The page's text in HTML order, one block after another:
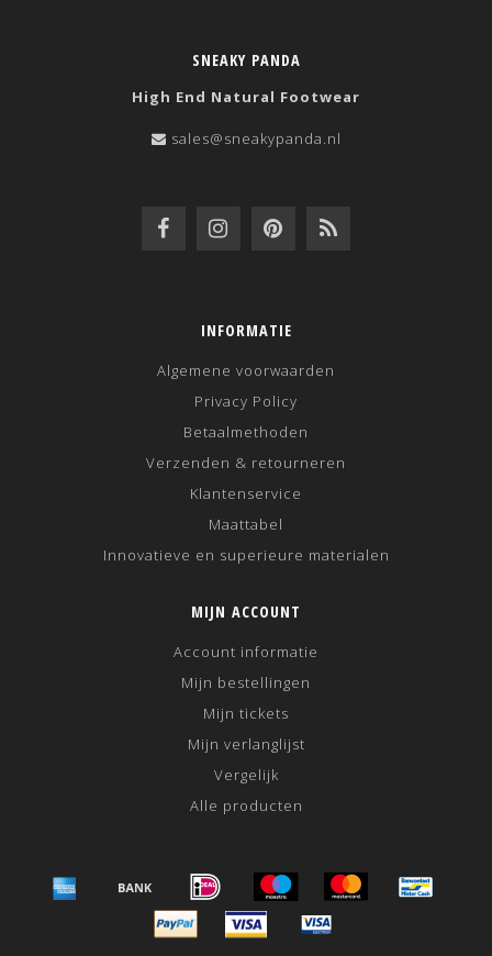
SNEAKY PANDA
High End Natural Footwear
sales@sneakypanda.nl
INFORMATIE
Algemene voorwaarden
Privacy Policy
Betaalmethoden
Verzenden & retourneren
Klantenservice
Maattabel
Innovatieve en superieure materialen
MIJN ACCOUNT
Account informatie
Mijn bestellingen
Mijn tickets
Mijn verlanglijst
Vergelijk
Alle producten